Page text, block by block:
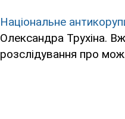
Національне
Олександра Трухіна.
розслідування про